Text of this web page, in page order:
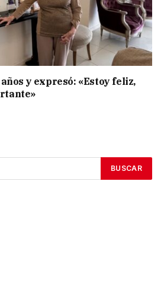
y expresó: «Estoy feliz,